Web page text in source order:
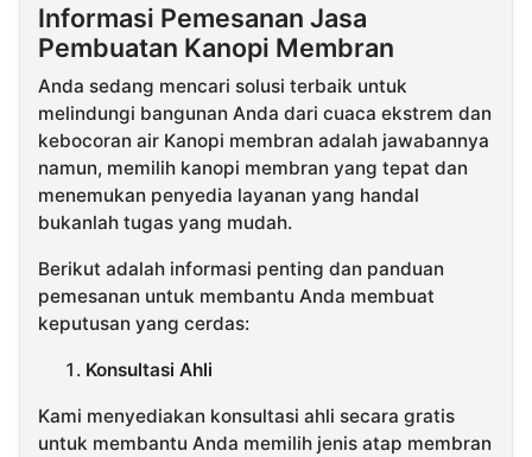
Informasi Pemesanan Jasa
Pembuatan Kanopi Membran
Anda sedang mencari solusi terbaik untuk
melindungi bangunan Anda dari cuaca ekstrem dan
kebocoran air Kanopi membran adalah jawabannya
namun, memilih kanopi membran yang tepat dan
menemukan penyedia layanan yang handal
bukanlah tugas yang mudah.
Berikut adalah informasi penting dan panduan
pemesanan untuk membantu Anda membuat
keputusan yang cerdas:
Konsultasi Ahli
Kami menyediakan konsultasi ahli secara gratis
untuk membantu Anda memilih jenis atap membran